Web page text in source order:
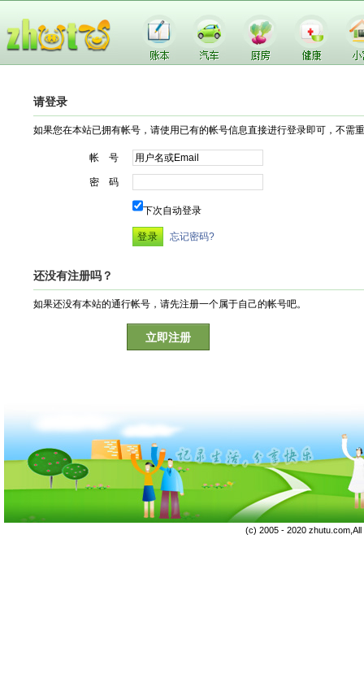
请登录
如果您在本站已拥有帐号，请使用已有的帐号信息直接进行登录即可，不需
帐 号
密 码
下次自动登录
忘记密码?
还没有注册吗？
如果还没有本站的通行帐号，请先注册一个属于自己的帐号吧。
立即注册
(c) 2005 - 2020